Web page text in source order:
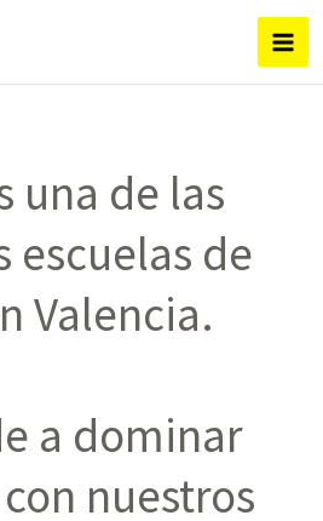
una de las
escuelas de
Valencia.
a dominar
nuestros